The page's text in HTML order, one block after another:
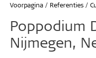
Voorpagina Referenties
Poppodium
Nijmegen,